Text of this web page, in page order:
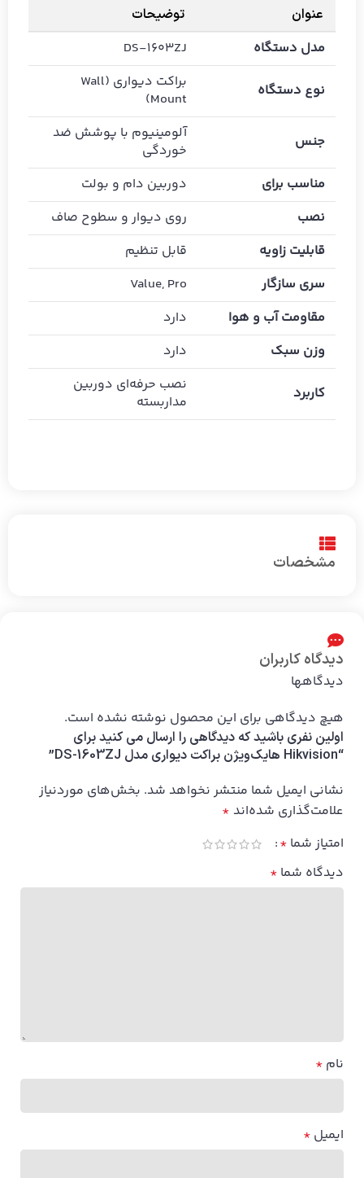
عنوان توضیحات
مدل دستگاه DS-1603ZJ
نوع دستگاه
براکت دیواری (Wall
Mount)
جنس
آلومینیوم با پوشش ضد
خوردگی
مناسب برای
دوربین دام و بولت
نصب
روی دیوار و سطوح صاف
قابلیت زاویه
قابل تنظیم
سری سازگار
Value, Pro
مقاومت آب و هوا
دارد
وزن سبک
دارد
کاربرد
نصب حرفه‌ای دوربین
مداربسته
مشخصات
دیدگاه کاربران
دیدگاهها
هیچ دیدگاهی برای این محصول نوشته نشده است.
اولین نفری باشید که دیدگاهی را ارسال می کنید برای
“Hikvision هایک‌ویژن براکت دیواری مدل DS-1603ZJ”
نشانی ایمیل شما منتشر نخواهد شد. بخش‌های موردنیاز
علامت‌گذاری شده‌اند *
امتیاز شما *
دیدگاه شما *
نام *
ایمیل *